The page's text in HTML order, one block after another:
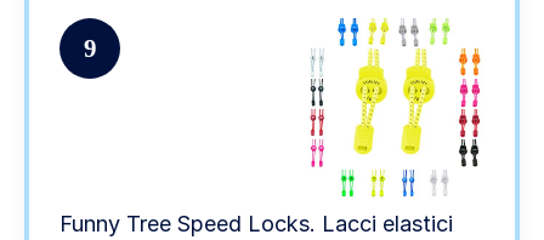
9
Funny Tree Speed Locks. Lacci elastici